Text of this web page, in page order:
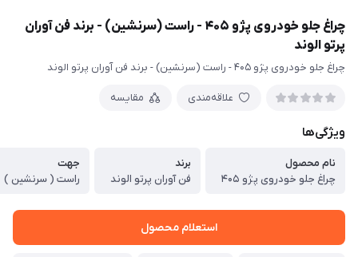
چراغ جلو خودروی پژو ۴۰۵ - راست (سرنشین) - برند فن آوران
پرتو الوند
چراغ جلو خودروی پژو ۴۰۵ - راست (سرنشین) - برند فن آوران پرتو الوند
علاقه‌مندی مقایسه
ویژگی‌ها
نام محصول
چراغ جلو خودروی پژو ۴۰۵
برند
فن آوران پرتو الوند
جهت
راست ( سرنشین )
استعلام محصول